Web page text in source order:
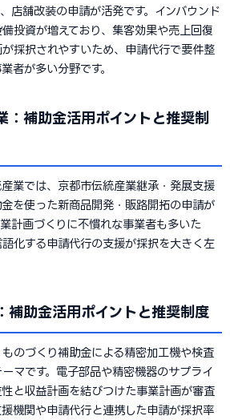
店舗改装の申請が活発です。インバウンド
投資が増えており、集客効果や売上回復
採択されやすいため、申請代行で要件整
者が多い分野です。
：補助金活用ポイントと推奨制
業では、京都市伝統産業継承・発展支援
を使った新商品開発・販路開拓の申請が
計画づくりに不慣れな事業者も多いた
化する申請代行の支援が採択を大きく左
補助金活用ポイントと推奨制度
のづくり補助金による精密加工機や検査
マです。電子部品や精密機器のサプライ
と収益計画を結びつけた事業計画が審査
機関や申請代行と連携した申請が採択率